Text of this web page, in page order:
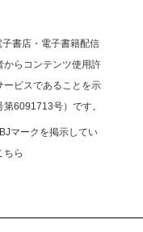
書店・電子書籍配信
からコンテンツ使用許
ービスであることを示
6091713号）です。
マークを掲示してい
ちら